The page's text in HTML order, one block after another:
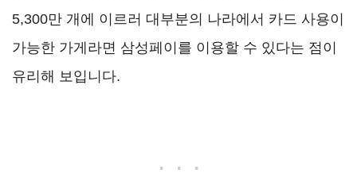
5,300만 개에 이르러 대부분의 나라에서 카드 사용이
가능한 가게라면 삼성페이를 이용할 수 있다는 점이
유리해 보입니다.
. . .